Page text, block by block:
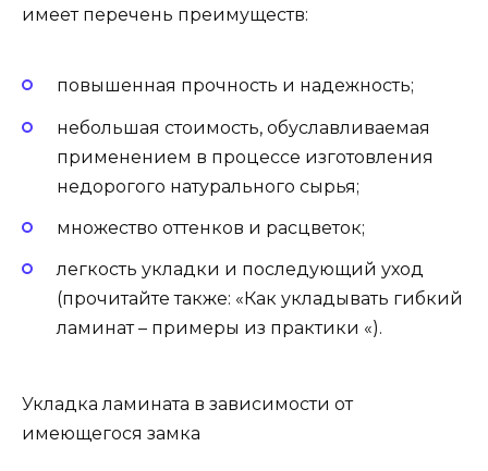
имеет перечень преимуществ:
повышенная прочность и надежность;
небольшая стоимость, обуславливаемая
применением в процессе изготовления
недорогого натурального сырья;
множество оттенков и расцветок;
легкость укладки и последующий уход
(прочитайте также: «Как укладывать гибкий
ламинат – примеры из практики «).
Укладка ламината в зависимости от
имеющегося замка